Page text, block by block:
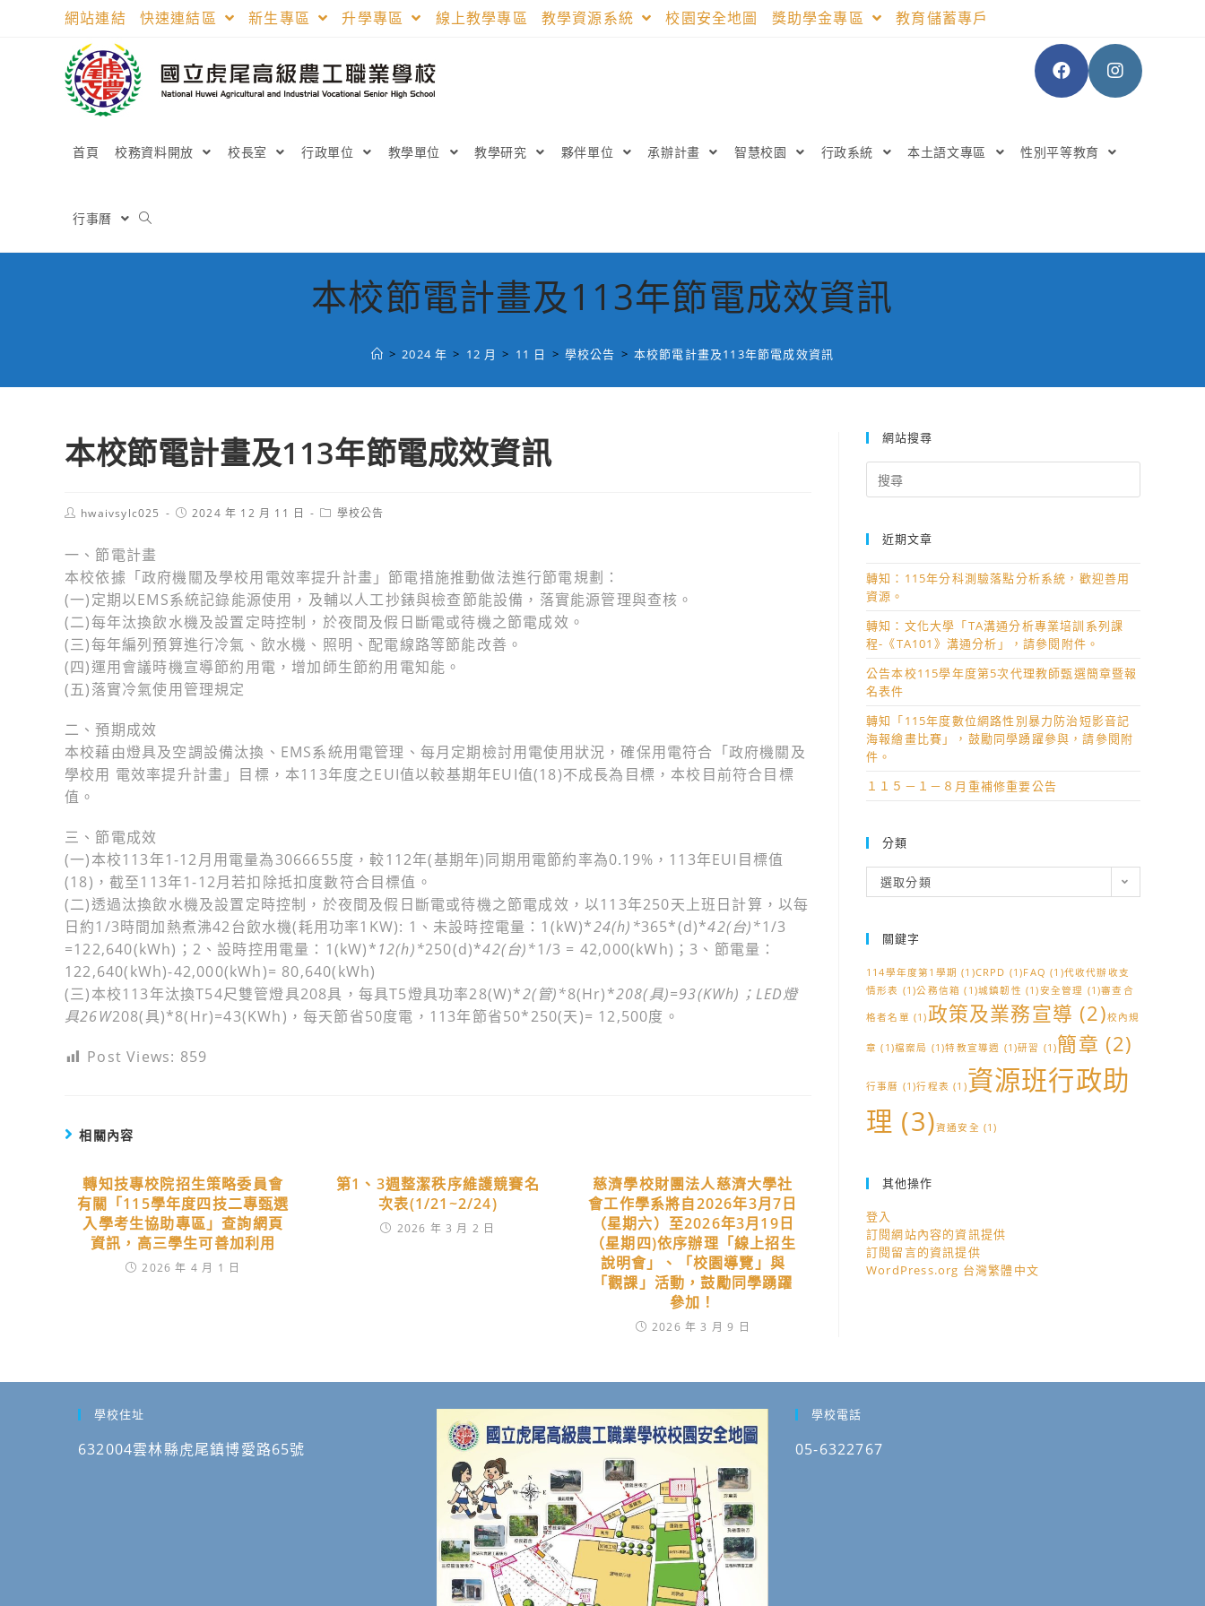
網站連結 快速連結區 新生專區 升學專區 線上教學專區 教學資源系統 校園安全地圖 獎助學金專區 教育儲蓄專戶
首頁 校務資料開放 校長室 行政單位 教學單位 教學研究 夥伴單位 承辦計畫 智慧校園 行政系統 本土語文專區 性別平等教育
行事曆
本校節電計畫及113年節電成效資訊
> 2024 年 > 12 月 > 11 日 > 學校公告 > 本校節電計畫及113年節電成效資訊
本校節電計畫及113年節電成效資訊
Posthwaivsylc025
Post2024 年 12 月 11 日
Post學校公告
一、節電計畫
本校依據「政府機關及學校用電效率提升計畫」節電措施推動做法進行節電規劃：
(一)定期以EMS系統記錄能源使用，及輔以人工抄錶與檢查節能設備，落實能源管理與查核。
(二)每年汰換飲水機及設置定時控制，於夜間及假日斷電或待機之節電成效。
(三)每年編列預算進行冷氣、飲水機、照明、配電線路等節能改善。
(四)運用會議時機宣導節約用電，增加師生節約用電知能。
(五)落實冷氣使用管理規定
二、預期成效
本校藉由燈具及空調設備汰換、EMS系統用電管理、每月定期檢討用電使用狀況，確保用電符合「政府機關及
學校用 電效率提升計畫」目標，本113年度之EUI值以較基期年EUI值(18)不成長為目標，本校目前符合目標
值。
三、節電成效
(一)本校113年1-12月用電量為3066655度，較112年(基期年)同期用電節約率為0.19%，113年EUI目標值
(18)，截至113年1-12月若扣除抵扣度數符合目標值。
(二)透過汰換飲水機及設置定時控制，於夜間及假日斷電或待機之節電成效，以113年250天上班日計算，以每
日約1/3時間加熱煮沸42台飲水機(耗用功率1KW): 1、未設時控電量：1(kW)*24(h)*365*(d)*42(台)*1/3
=122,640(kWh)；2、設時控用電量：1(kW)*12(h)*250(d)*42(台)*1/3 = 42,000(kWh)；3、節電量：
122,640(kWh)-42,000(kWh)= 80,640(kWh)
(三)本校113年汰換T54尺雙管燈具208具，每具T5燈具功率28(W)*2(管)*8(Hr)*208(具)=93(KWh)；LED燈
具26W208(具)*8(Hr)=43(KWh)，每天節省50度電，113年節省50*250(天)= 12,500度。
Post Views: 859
相關內容
轉知技專校院招生策略委員會
有關「115學年度四技二專甄選
入學考生協助專區」查詢網頁
資訊，高三學生可善加利用
2026 年 4 月 1 日
第1、3週整潔秩序維護競賽名
次表(1/21~2/24)
2026 年 3 月 2 日
慈濟學校財團法人慈濟大學社
會工作學系將自2026年3月7日
（星期六）至2026年3月19日
（星期四)依序辦理「線上招生
說明會」、「校園導覽」與
「觀課」活動，鼓勵同學踴躍
參加！
2026 年 3 月 9 日
網站搜尋
for:
近期文章
轉知：115年分科測驗落點分析系統，歡迎善用
資源。
轉知：文化大學「TA溝通分析專業培訓系列課
程-《TA101》溝通分析」，請參閱附件。
公告本校115學年度第5次代理教師甄選簡章暨報
名表件
轉知「115年度數位網路性別暴力防治短影音記
海報繪畫比賽」，鼓勵同學踴躍參與，請參閱附
件。
１１５－１－８月重補修重要公告
分類
類
選取分類
關鍵字
114學年度第1學期 (1)CRPD (1)FAQ (1)代收代辦收支
情形表 (1)公務信箱 (1)城鎮韌性 (1)安全管理 (1)審查合
格者名單 (1)政策及業務宣導 (2)校內規
章 (1)檔案局 (1)特教宣導週 (1)研習 (1)簡章 (2)
行事曆 (1)行程表 (1)資源班行政助
理 (3)資通安全 (1)
其他操作
登入
訂閱網站內容的資訊提供
訂閱留言的資訊提供
WordPress.org 台灣繁體中文
學校住址
632004雲林縣虎尾鎮博愛路65號
學校電話
05-6322767